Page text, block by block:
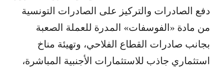
دفع الصادرات والتركيز على الصادرات التونسية
من مادة «الفوسفات» المدرة للعملة الصعبة
بجانب صادرات القطاع الفلاحي، وتهيئة مناخ
استثماري جاذب للاستثمارات الأجنبية المباشرة،